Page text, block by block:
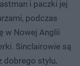
i paczki jej
podczas
w Nowej Anglii
Sinclairowie są
dobrego stylu,